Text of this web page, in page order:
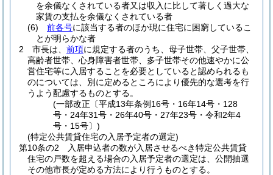
を余儀なくされている者又は収入に比して著しく過大な
家賃の支払を余儀なくされている者
(6)
前各号に該当する者のほか現に住宅に困窮しているこ
とが明らかな者
2
市長は、 前項に規定する者のうち、母子世帯、父子世帯、
高齢者世帯、心身障害者世帯、多子世帯その他速やかに公
営住宅等に入居することを必要としていると認められるも
のについては、別に定めるところにより優先的な選考を行
うよう配慮するものとする。
(一部改正〔平成13年条例16号・16年14号・128
号・24年31号・26年40号・27年23号・令和2年4
号・15号〕)
(特定公共賃貸住宅の入居予定者の選定)
第10条の2
入居申込者の数が入居させるべき特定公共賃貸
住宅の戸数を超える場合の入居予定者の選定は、公開抽選
その他市長が定める方法により行うものとする。